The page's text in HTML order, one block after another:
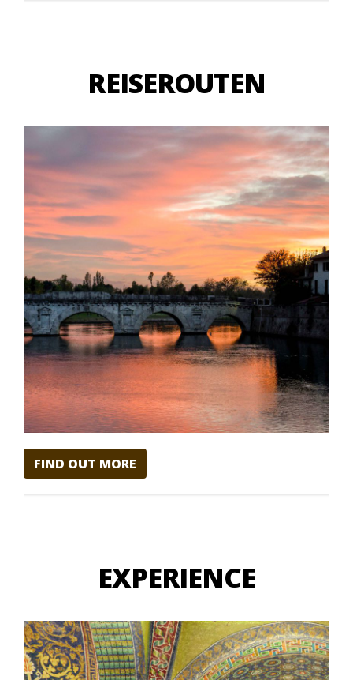
REISEROUTEN
FIND OUT MORE
EXPERIENCE